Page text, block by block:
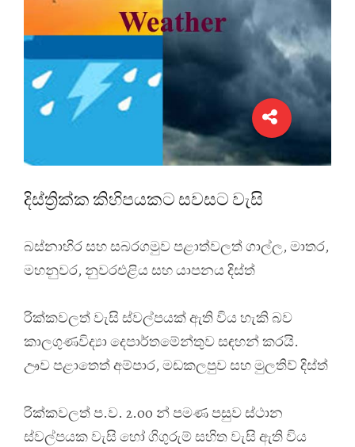
දිස්ත්‍රික්ක කිහිපයකට සවසට වැසි
බස්නාහිර සහ සබරගමුව පළාත්වලත් ගාල්ල, මාතර,
මහනුවර, නුවරඑළිය සහ යාපනය දිස්ත්
රික්කවලත් වැසි ස්වල්පයක් ඇති විය හැකි බව
කාලගුණවිද්‍යා දෙපාර්තමේන්තුව සඳහන් කරයි.
ඌව පළාතෙත් අම්පාර, මඩකලපුව සහ මුලතිව් දිස්ත්
රික්කවලත් ප.ව. 2.00 න් පමණ පසුව ස්ථාන
ස්වල්පයක වැසි හෝ ගිගුරුම් සහිත වැසි ඇති විය